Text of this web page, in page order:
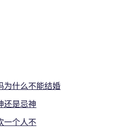
为什么不能结婚
还是忌神
一个人不